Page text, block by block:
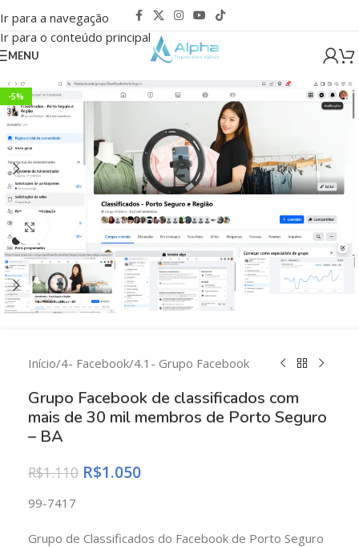
Ir para a navegação
Ir para o conteúdo principal
MENU
-5%
Clique para ampliar
Início/4- Facebook/4.1- Grupo Facebook
Grupo Facebook de classificados com
mais de 30 mil membros de Porto Seguro
– BA
R$1.110 R$1.050
99-7417
Grupo de Classificados do Facebook de Porto Seguro